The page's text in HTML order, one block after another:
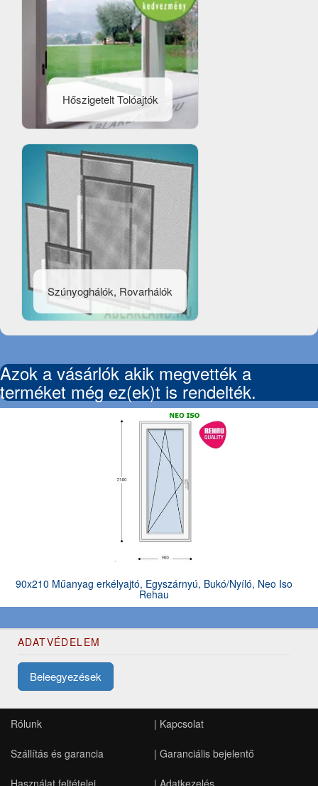
Hőszigetelt Tolóajtók
Szúnyoghálók, Rovarhálók
Azok a vásárlók akik megvették a
terméket még ez(ek)t is rendelték.
90x210 Műanyag erkélyajtó, Egyszárnyú, Bukó/Nyíló, Neo Iso
Rehau
ADATVÉDELEM
Beleegyezések
Rólunk
Szállítás és garancia
Használat feltételei
| Kapcsolat
| Garanciális bejelentő
| Adatkezelés